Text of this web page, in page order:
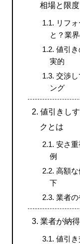
相場と限度
1.1. リフ
と？業
1.2. 値引
実的
1.3. 交渉し
ング
2. 値引きし
クとは
2.1. 安さ
例
2.2. 高額
下
2.3. 業者
3. 業者が納
3.1. 値引